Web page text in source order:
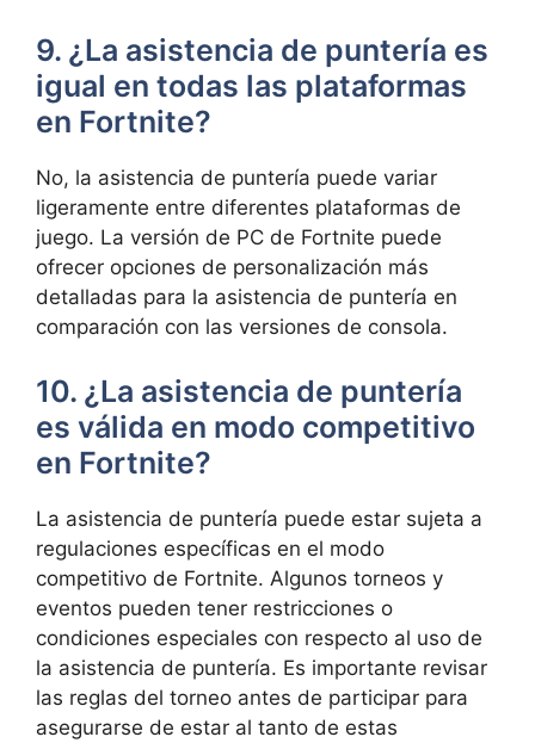
9. ¿La asistencia de puntería es
igual en todas las plataformas
en Fortnite?
No, la asistencia de puntería puede variar
ligeramente entre diferentes plataformas de
juego. La versión de PC de Fortnite puede
ofrecer opciones de personalización más
detalladas para la asistencia de puntería en
comparación con las versiones de consola.
10. ¿La asistencia de puntería
es válida en modo competitivo
en Fortnite?
La asistencia de puntería puede estar sujeta a
regulaciones específicas en el modo
competitivo de Fortnite. Algunos torneos y
eventos pueden tener restricciones o
condiciones especiales con respecto al uso de
la asistencia de puntería. Es importante revisar
las reglas del torneo antes de participar para
asegurarse de estar al tanto de estas